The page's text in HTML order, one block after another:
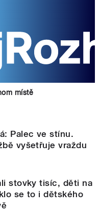
místě
Palec ve stínu.
vyšetřuje vraždu
stovky tisíc, děti na
se to i dětského